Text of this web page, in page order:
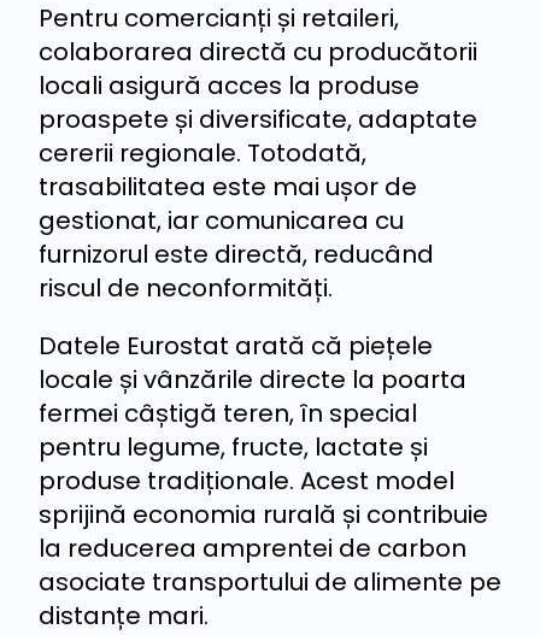
Pentru comercianți și retaileri,
colaborarea directă cu producătorii
locali asigură acces la produse
proaspete și diversificate, adaptate
cererii regionale. Totodată,
trasabilitatea este mai ușor de
gestionat, iar comunicarea cu
furnizorul este directă, reducând
riscul de neconformități.
Datele Eurostat arată că piețele
locale și vânzările directe la poarta
fermei câștigă teren, în special
pentru legume, fructe, lactate și
produse tradiționale. Acest model
sprijină economia rurală și contribuie
la reducerea amprentei de carbon
asociate transportului de alimente pe
distanțe mari.